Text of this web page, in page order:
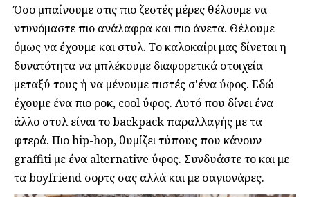
Όσο μπαίνουμε στις πιο ζεστές μέρες θέλουμε να
ντυνόμαστε πιο ανάλαφρα και πιο άνετα. Θέλουμε
όμως να έχουμε και στυλ. Το καλοκαίρι μας δίνεται η
δυνατότητα να μπλέκουμε διαφορετικά στοιχεία
μεταξύ τους ή να μένουμε πιστές σ'ένα ύφος. Εδώ
έχουμε ένα πιο ροκ, cool ύφος. Αυτό που δίνει ένα
άλλο στυλ είναι το backpack παραλλαγής με τα
φτερά. Πιο hip-hop, θυμίζει τύπους που κάνουν
graffiti με ένα alternative ύφος. Συνδυάστε το και με
τα boyfriend σορτς σας αλλά και με σαγιονάρες.